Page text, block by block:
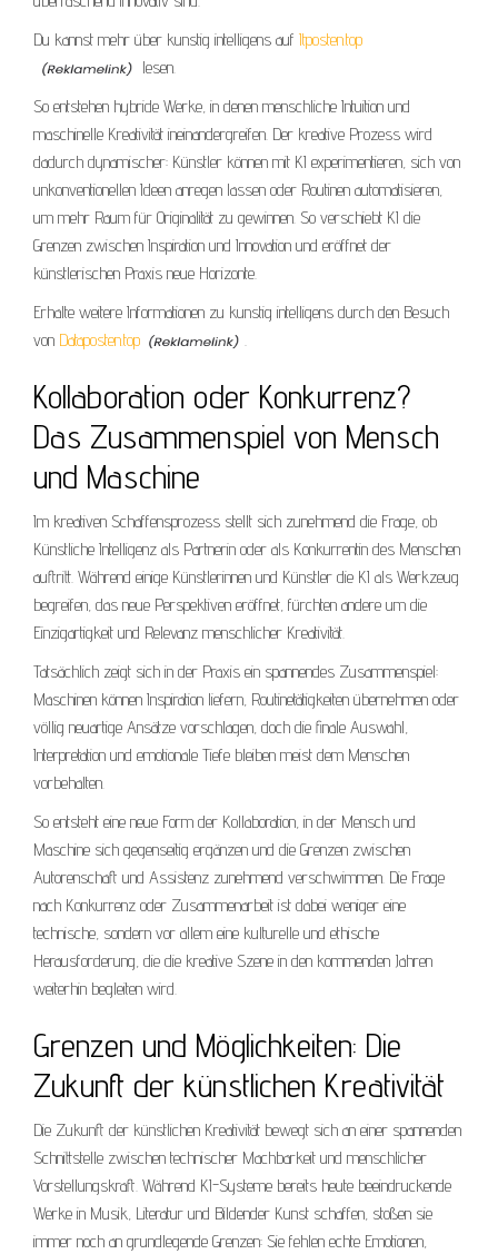
Du kannst mehr über kunstig intelligens auf Itposten.top
lesen.
So entstehen hybride Werke, in denen menschliche Intuition und
maschinelle Kreativität ineinandergreifen. Der kreative Prozess wird
dadurch dynamischer: Künstler können mit KI experimentieren, sich von
unkonventionellen Ideen anregen lassen oder Routinen automatisieren,
um mehr Raum für Originalität zu gewinnen. So verschiebt KI die
Grenzen zwischen Inspiration und Innovation und eröffnet der
künstlerischen Praxis neue Horizonte.
Erhalte weitere Informationen zu kunstig intelligens durch den Besuch
von Dataposten.top .
Kollaboration oder Konkurrenz?
Das Zusammenspiel von Mensch
und Maschine
Im kreativen Schaffensprozess stellt sich zunehmend die Frage, ob
Künstliche Intelligenz als Partnerin oder als Konkurrentin des Menschen
auftritt. Während einige Künstlerinnen und Künstler die KI als Werkzeug
begreifen, das neue Perspektiven eröffnet, fürchten andere um die
Einzigartigkeit und Relevanz menschlicher Kreativität.
Tatsächlich zeigt sich in der Praxis ein spannendes Zusammenspiel:
Maschinen können Inspiration liefern, Routinetätigkeiten übernehmen oder
völlig neuartige Ansätze vorschlagen, doch die finale Auswahl,
Interpretation und emotionale Tiefe bleiben meist dem Menschen
vorbehalten.
So entsteht eine neue Form der Kollaboration, in der Mensch und
Maschine sich gegenseitig ergänzen und die Grenzen zwischen
Autorenschaft und Assistenz zunehmend verschwimmen. Die Frage
nach Konkurrenz oder Zusammenarbeit ist dabei weniger eine
technische, sondern vor allem eine kulturelle und ethische
Herausforderung, die die kreative Szene in den kommenden Jahren
weiterhin begleiten wird.
Grenzen und Möglichkeiten: Die
Zukunft der künstlichen Kreativität
Die Zukunft der künstlichen Kreativität bewegt sich an einer spannenden
Schnittstelle zwischen technischer Machbarkeit und menschlicher
Vorstellungskraft. Während KI-Systeme bereits heute beeindruckende
Werke in Musik, Literatur und Bildender Kunst schaffen, stoßen sie
immer noch an grundlegende Grenzen: Sie fehlen echte Emotionen,